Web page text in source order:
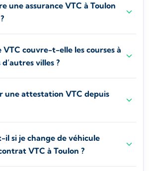
une assurance VTC à Toulon
VTC couvre-t-elle les courses à
villes ?
une attestation VTC depuis
il si je change de véhicule
VTC à Toulon ?